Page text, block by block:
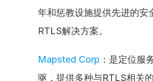
年和惩教设施提供先进的安
RTLS解决方案。
Mapsted Corp ：是定位服
驱，提供多种与RTLS相关